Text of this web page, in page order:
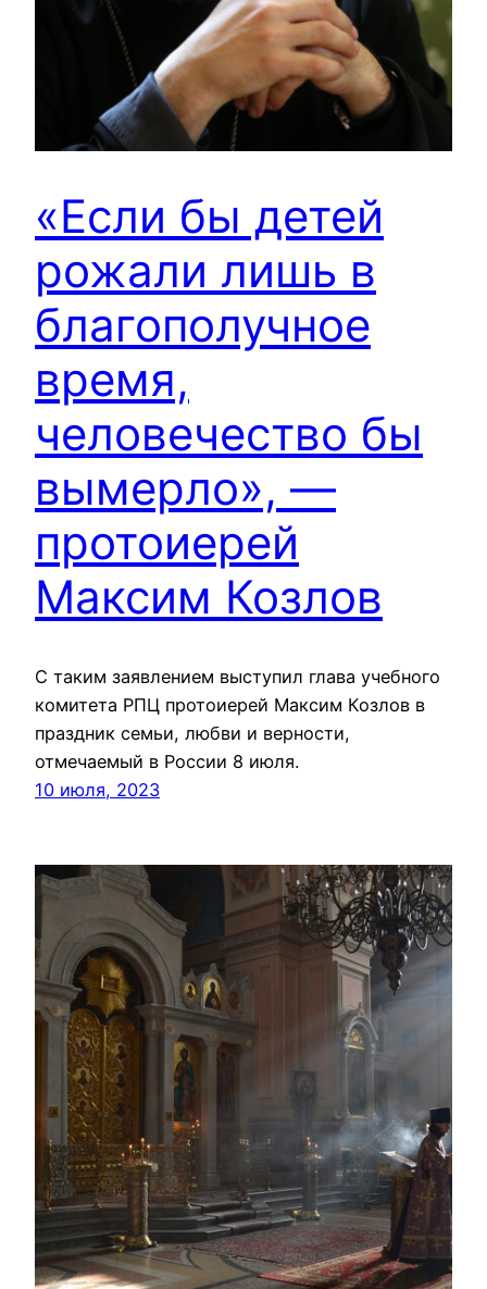
«Если бы детей
рожали лишь в
благополучное
время,
человечество бы
вымерло», —
протоиерей
Максим Козлов
С таким заявлением выступил глава учебного
комитета РПЦ протоиерей Максим Козлов в
праздник семьи, любви и верности,
отмечаемый в России 8 июля.
10 июля, 2023